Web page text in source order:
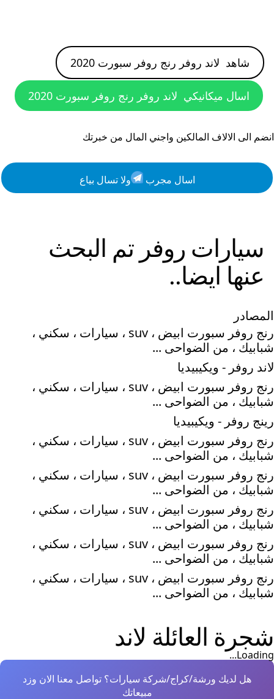
شاهد لاند روفر رنج روفر سبورت 2020
اسال ميكانيكي لاند روفر رنج روفر سبورت 2020
انضم الى الالاف المالكين واجني المال من خبرتك
اسال مجرب ولا تسال بياع
سيارات روفر تم البحث
عنها ايضا..
المصادر
رنج روفر سبورت ابيض ، suv ، سيارات ، سكني ،
شبابيك ، من الضواحى ...
لاند روفر - ويكيبيديا
رنج روفر سبورت ابيض ، suv ، سيارات ، سكني ،
شبابيك ، من الضواحى ...
رينج روفر - ويكيبيديا
رنج روفر سبورت ابيض ، suv ، سيارات ، سكني ،
شبابيك ، من الضواحى ...
رنج روفر سبورت ابيض ، suv ، سيارات ، سكني ،
شبابيك ، من الضواحى ...
رنج روفر سبورت ابيض ، suv ، سيارات ، سكني ،
شبابيك ، من الضواحى ...
رنج روفر سبورت ابيض ، suv ، سيارات ، سكني ،
شبابيك ، من الضواحى ...
رنج روفر سبورت ابيض ، suv ، سيارات ، سكني ،
شبابيك ، من الضواحى ...
شجرة العائلة لاند
Loading...
هل لديك ورشة/كراج/شركة سيارات؟ تواصل معنا الان وزد
مبيعاتك